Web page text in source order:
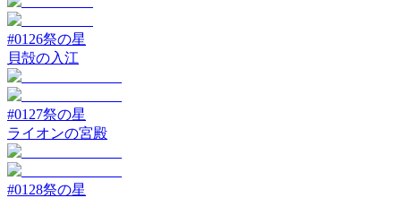
#0126祭の星
貝殻の入江
#0127祭の星
ライオンの宮殿
#0128祭の星